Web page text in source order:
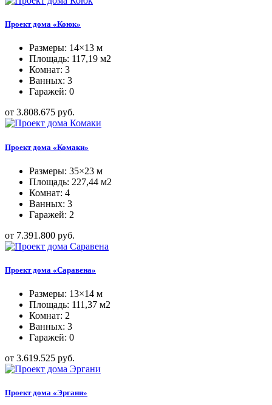
Проект дома «Коюк»
Размеры: 14×13 м
Площадь: 117,19 м2
Комнат: 3
Ванных: 3
Гаражей: 0
от 3.808.675 руб.
Проект дома «Комаки»
Размеры: 35×23 м
Площадь: 227,44 м2
Комнат: 4
Ванных: 3
Гаражей: 2
от 7.391.800 руб.
Проект дома «Саравена»
Размеры: 13×14 м
Площадь: 111,37 м2
Комнат: 2
Ванных: 3
Гаражей: 0
от 3.619.525 руб.
Проект дома «Эргани»